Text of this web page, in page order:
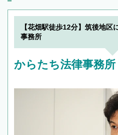
【花畑駅徒歩12分】筑後地
事務所
からたち法律事務所